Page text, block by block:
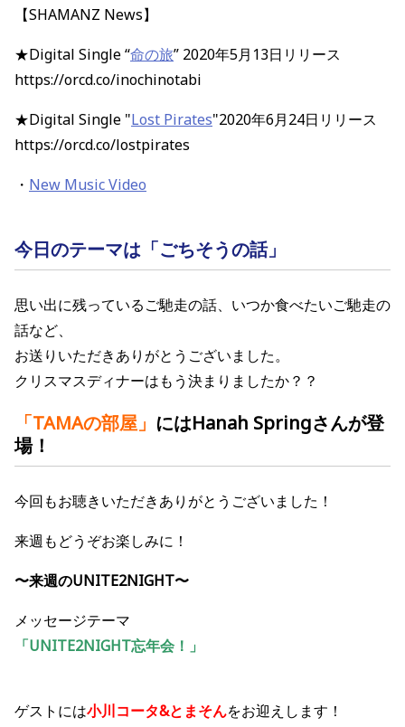
【SHAMANZ News】
★Digital Single “命の旅” 2020年5月13日リリース
https://orcd.co/inochinotabi
★Digital Single "Lost Pirates"2020年6月24日リリース
https://orcd.co/lostpirates
・ New Music Video
今日のテーマは「ごちそうの話」
思い出に残っているご馳走の話、いつか食べたいご馳走の
話など、
お送りいただきありがとうございました。
クリスマスディナーはもう決まりましたか？？
「TAMAの部屋 」 にはHanah Springさんが登
場！
今回もお聴きいただきありがとうございました！
来週もどうぞお楽しみに！
〜来週のUNITE2NIGHT〜
メッセージテーマ
「UNITE2NIGHT忘年会！ 」
ゲストには小川コータ&とまそんをお迎えします！